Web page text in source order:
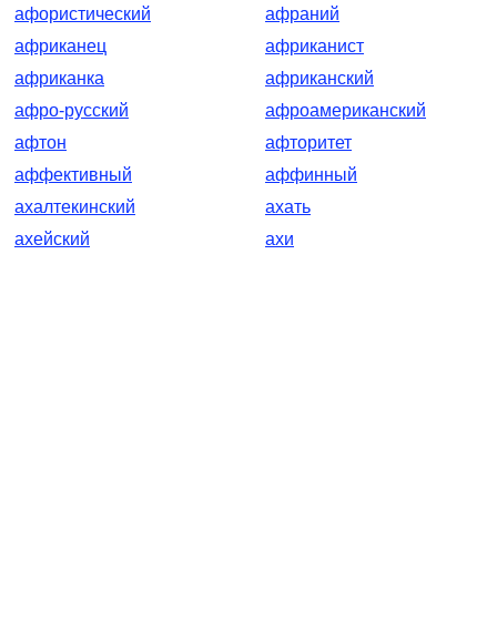
афористический
афраний
африканец
африканист
африканка
африканский
афро-русский
афроамериканский
афтон
афторитет
аффективный
аффинный
ахалтекинский
ахать
ахейский
ахи